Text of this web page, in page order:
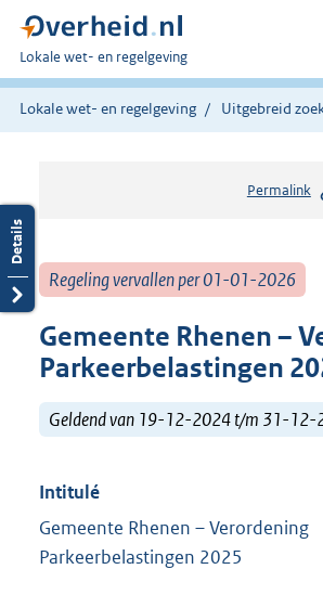
U
bent
hier:
Lokale wet- en regelgeving
Lokale wet- en regelgeving Uitgebreid
Permalink
Regeling vervallen per 01-01-2026
Gemeente Rhenen –
Parkeerbelastingen
Geldend van 19-12-2024 t/m 31-12-
Intitulé
Gemeente Rhenen – Verordening
Parkeerbelastingen 2025